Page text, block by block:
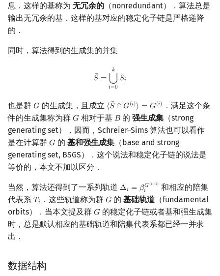
息．这样的基称为 无冗余的 （nonredundant）．算法总是
输出无冗余的基．这样的基对应的稳定化子链是严格递降
的．
同时，算法得到的生成集的并集
¯
𝑆 =
𝑘
⋃
𝑖=0
𝑆𝑖
i =0
也是群 𝐺
G 的生成集，且成立 ⟨¯
𝑆 ∩𝐺(𝑖)⟩ = 𝐺(𝑖)
⟨S¯ ∩ G(i)⟩= G( i)
．满足这个条
件的生成集称为群 𝐺
G 相对于基 𝐵
B的 强生成集（strong
generating set）．因而，Schreier–Sims 算法也可以看作
是在计算群 𝐺
G 的 基和强生成集（base and strong
generating set, BSGS）．这个说法和稳定化子链的说法是
等价的，本文不加以区分．
当然，算法还得到了一系列轨道 Δ𝑖 = 𝛽𝐺(𝑖−1)
𝑖
Δi= βi G(i−
和相应的陪集
代表系 𝑇𝑖
Ti ．这些轨道称为群 𝐺
G 的基础轨道 （fundamental
orbits）．当本文提及群 𝐺
G 的稳定化子链或者基和强生成集
时，总是默认相应的基础轨道和陪集代表系都已经一并求
出．
数据结构